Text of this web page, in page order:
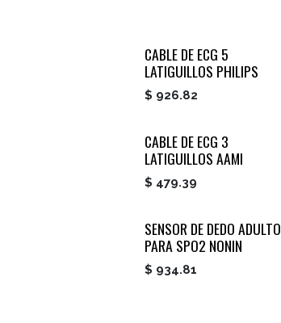
CABLE DE ECG 5
LATIGUILLOS PHILIPS
$ 926.82
CABLE DE ECG 3
LATIGUILLOS AAMI
$ 479.39
SENSOR DE DEDO ADULTO
PARA SPO2 NONIN
$ 934.81